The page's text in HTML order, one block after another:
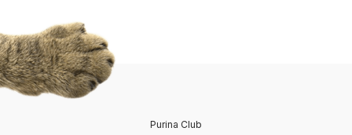
Purina Club